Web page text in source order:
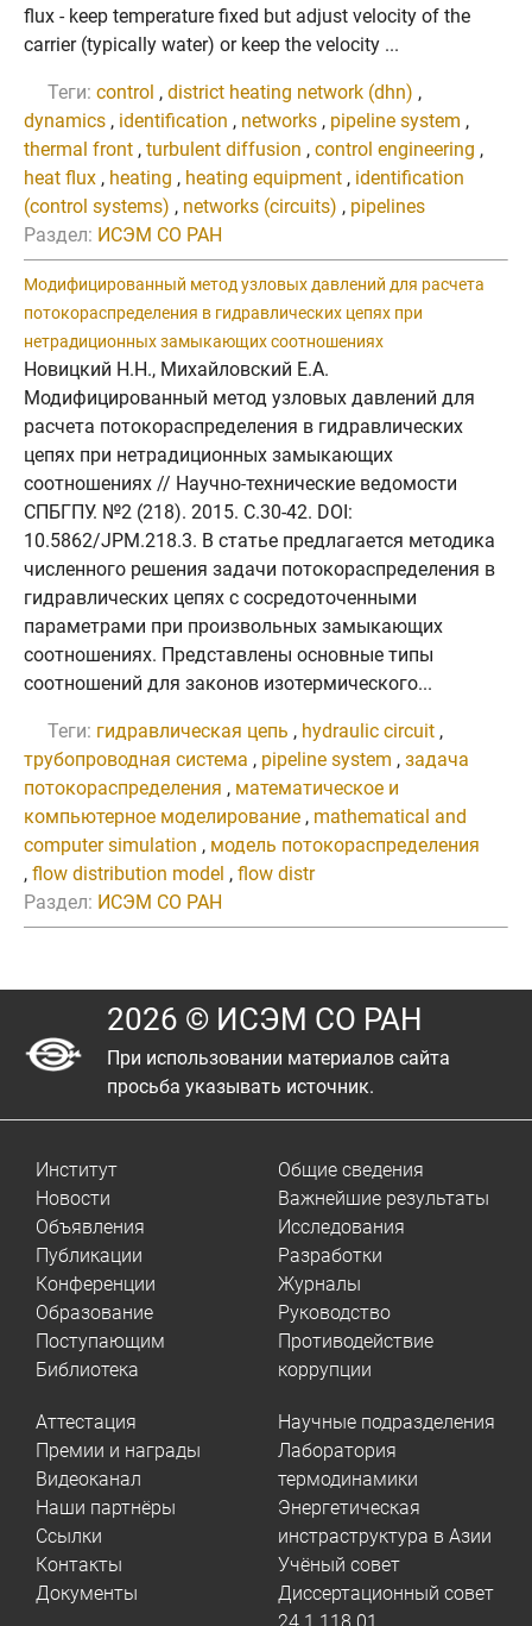
flux - keep temperature fixed but adjust velocity of the
carrier (typically water) or keep the velocity ...
Теги: control , district heating network (dhn) ,
dynamics , identification , networks , pipeline system ,
thermal front , turbulent diffusion , control engineering ,
heat flux , heating , heating equipment , identification
(control systems) , networks (circuits) , pipelines
Раздел: ИСЭМ СО РАН
Модифицированный метод узловых давлений для расчета
потокораспределения в гидравлических цепях при
нетрадиционных замыкающих соотношениях
Новицкий Н.Н., Михайловский Е.А.
Модифицированный метод узловых давлений для
расчета потокораспределения в гидравлических
цепях при нетрадиционных замыкающих
соотношениях // Научно-технические ведомости
СПБГПУ. №2 (218). 2015. C.30-42. DOI:
10.5862/JPM.218.3. В статье предлагается методика
численного решения задачи потокораспределения в
гидравлических цепях с сосредоточенными
параметрами при произвольных замыкающих
соотношениях. Представлены основные типы
соотношений для законов изотермического...
Теги: гидравлическая цепь , hydraulic circuit ,
трубопроводная система , pipeline system , задача
потокораспределения , математическое и
компьютерное моделирование , mathematical and
computer simulation , модель потокораспределения
, flow distribution model , flow distr
Раздел: ИСЭМ СО РАН
2026 © ИСЭМ СО РАН
При использовании материалов сайта
просьба указывать источник.
Институт
Новости
Объявления
Публикации
Конференции
Образование
Поступающим
Библиотека
Общие сведения
Важнейшие результаты
Исследования
Разработки
Журналы
Руководство
Противодействие
коррупции
Аттестация
Премии и награды
Видеоканал
Наши партнёры
Ссылки
Контакты
Документы
Научные подразделения
Лаборатория
термодинамики
Энергетическая
инстраструктура в Азии
Учёный совет
Диссертационный совет